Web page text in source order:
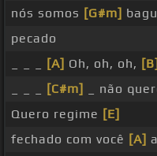
nós somos [G#m]
pecado
[A] Oh, oh, oh, [B]
[C#m]
_ não
Quero regime [E]
fechado com você [A]